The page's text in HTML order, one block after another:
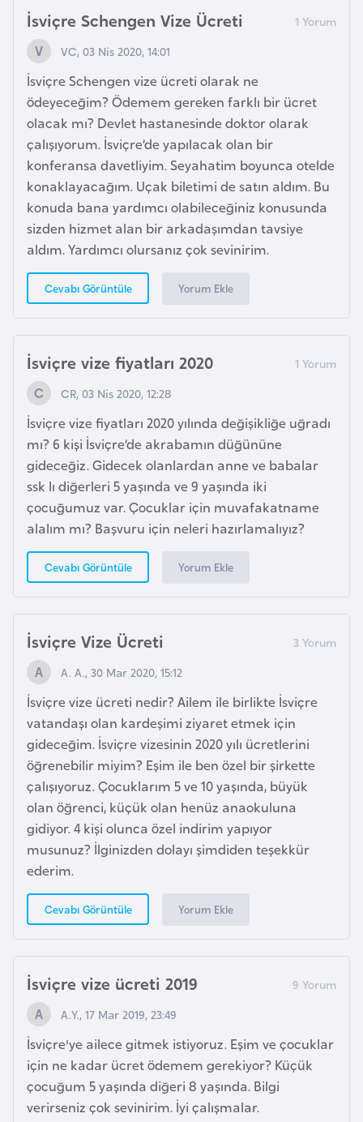
İsviçre Schengen Vize Ücreti
VC, 03 Nis 2020, 14:01
İsviçre Schengen vize ücreti olarak ne
ödeyeceğim? Ödemem gereken farklı bir ücret
olacak mı? Devlet hastanesinde doktor olarak
çalışıyorum. İsviçre’de yapılacak olan bir
konferansa davetliyim. Seyahatim boyunca otelde
konaklayacağım. Uçak biletimi de satın aldım. Bu
konuda bana yardımcı olabileceğiniz konusunda
sizden hizmet alan bir arkadaşımdan tavsiye
aldım. Yardımcı olursanız çok sevinirim.
Cevabı Görüntüle Yorum Ekle
İsviçre vize fiyatları 2020
CR, 03 Nis 2020, 12:28
İsviçre vize fiyatları 2020 yılında değişikliğe uğradı
mı? 6 kişi İsviçre’de akrabamın düğününe
gideceğiz. Gidecek olanlardan anne ve babalar
ssk lı diğerleri 5 yaşında ve 9 yaşında iki
çocuğumuz var. Çocuklar için muvafakatname
alalım mı? Başvuru için neleri hazırlamalıyız?
Cevabı Görüntüle Yorum Ekle
İsviçre Vize Ücreti
A. A., 30 Mar 2020, 15:12
İsviçre vize ücreti nedir? Ailem ile birlikte İsviçre
vatandaşı olan kardeşimi ziyaret etmek için
gideceğim. İsviçre vizesinin 2020 yılı ücretlerini
öğrenebilir miyim? Eşim ile ben özel bir şirkette
çalışıyoruz. Çocuklarım 5 ve 10 yaşında, büyük
olan öğrenci, küçük olan henüz anaokuluna
gidiyor. 4 kişi olunca özel indirim yapıyor
musunuz? İlginizden dolayı şimdiden teşekkür
ederim.
Cevabı Görüntüle Yorum Ekle
İsviçre vize ücreti 2019
A.Y., 17 Mar 2019, 23:49
İsviçre'ye ailece gitmek istiyoruz. Eşim ve çocuklar
için ne kadar ücret ödemem gerekiyor? Küçük
çocuğum 5 yaşında diğeri 8 yaşında. Bilgi
verirseniz çok sevinirim. İyi çalışmalar.
i
s
t
a
n
H
o
l
l
a
n
d
a
İ
n
g
i
e
e
r
a
k
İ
r
l
a
n
d
a
İ
s
p
n
y
a
İ
s
r
a
i